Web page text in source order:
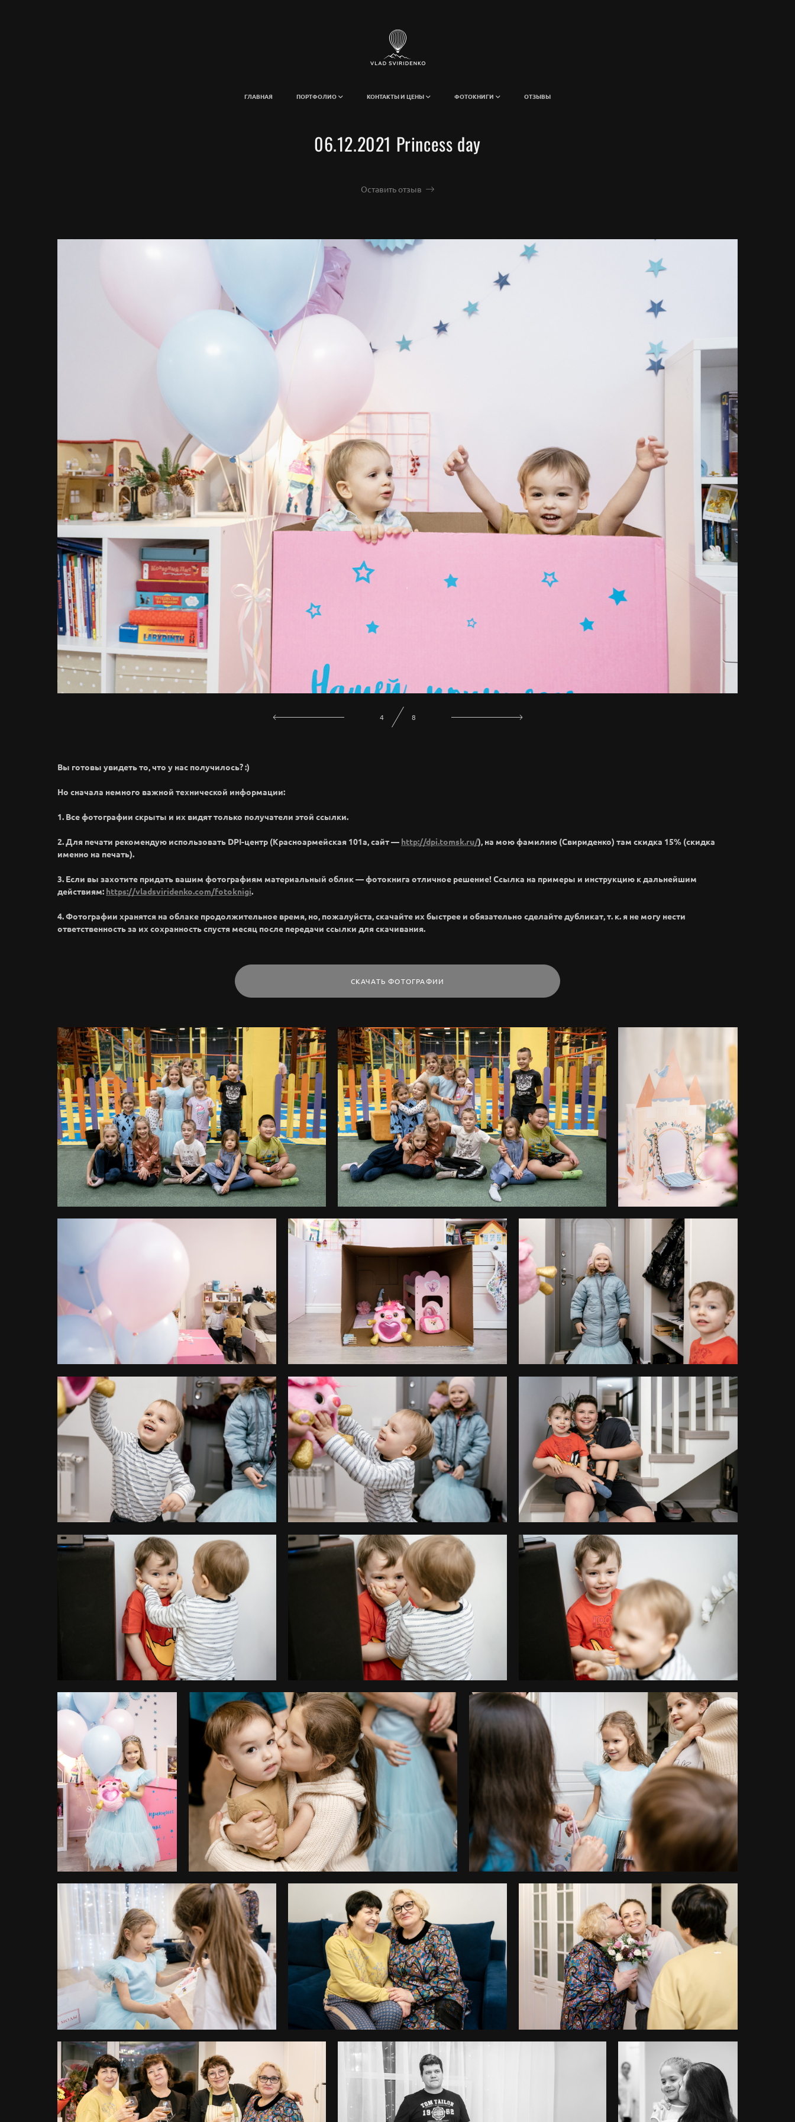
ГЛАВНАЯ ПОРТФОЛИО КОНТАКТЫ И ЦЕНЫ ФОТОКНИГИ ОТЗЫВЫ
06.12.2021 Princess day
Оставить отзыв
5 8
Вы готовы увидеть то, что у нас получилось? :)
Но сначала немного важной технической информации:
1. Все фотографии скрыты и их видят только получатели этой ссылки.
2. Для печати рекомендую использовать DPI-центр (Красноармейская 101а, сайт — http://dpi.tomsk.ru/), на мою фамилию (Свириденко) там скидка 15% (скидка
именно на печать).
3. Если вы захотите придать вашим фотографиям материальный облик — фотокнига отличное решение! Ссылка на примеры и инструкцию к дальнейшим
действиям: https://vladsviridenko.com/fotoknigi.
4. Фотографии хранятся на облаке продолжительное время, но, пожалуйста, скачайте их быстрее и обязательно сделайте дубликат, т. к. я не могу нести
ответственность за их сохранность спустя месяц после передачи ссылки для скачивания.
СКАЧАТЬ ФОТОГРАФИИ